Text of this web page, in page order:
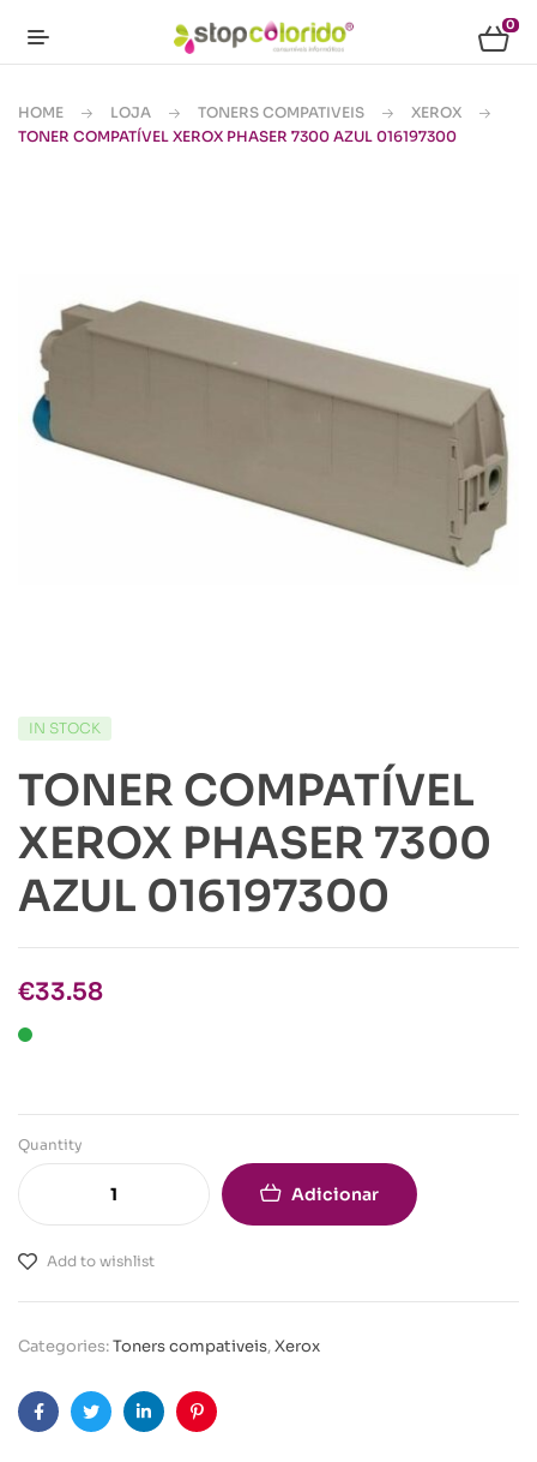
0
HOME LOJA TONERS COMPATIVEIS
XEROX
TONER COMPATÍVEL XEROX PHASER 7300 AZUL 016197300
IN STOCK
TONER COMPATÍVEL
XEROX PHASER 7300
AZUL 016197300
€33.58
Quantity
Adicionar
Add to wishlist
Categories:Toners compativeis,Xerox
FacebookTwitterLinkedinPinterest